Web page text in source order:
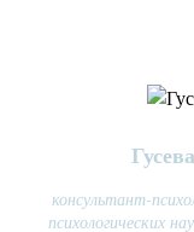
консультант-
психологических